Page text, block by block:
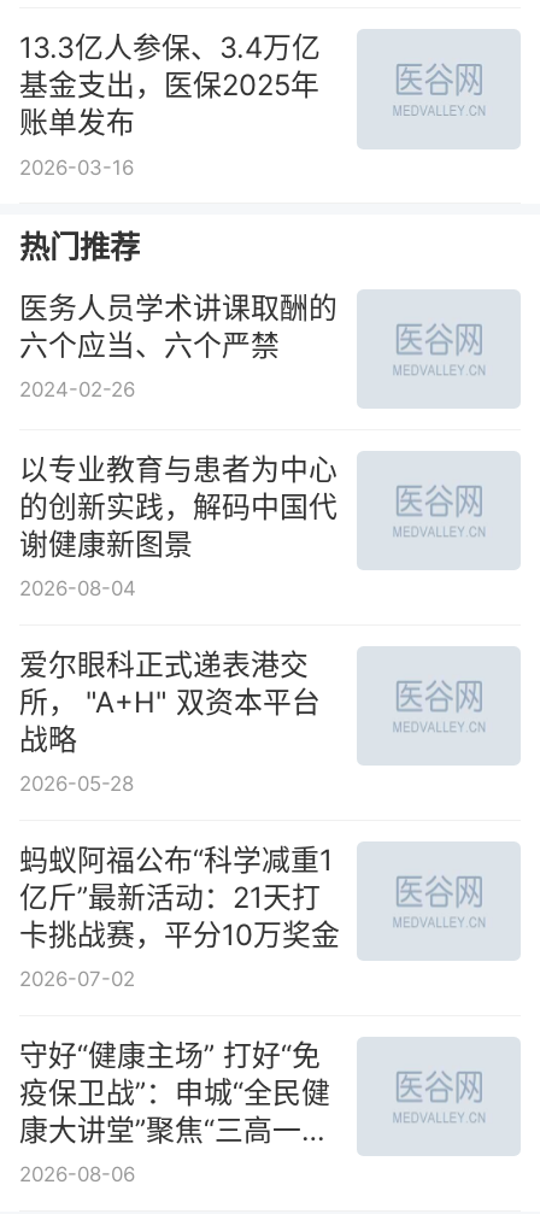
13.3亿人参保、3.4万亿
基金支出，医保2025年
账单发布
2026-03-16
热门推荐
医务人员学术讲课取酬的
六个应当、六个严禁
2024-02-26
以专业教育与患者为中心
的创新实践，解码中国代
谢健康新图景
2026-08-04
爱尔眼科正式递表港交
所， "A+H" 双资本平台
战略
2026-05-28
蚂蚁阿福公布“科学减重1
亿斤”最新活动：21天打
卡挑战赛，平分10万奖金
2026-07-02
守好“健康主场” 打好“免
疫保卫战”：申城“全民健
康大讲堂”聚焦“三高一疹”
协同防控
2026-08-06